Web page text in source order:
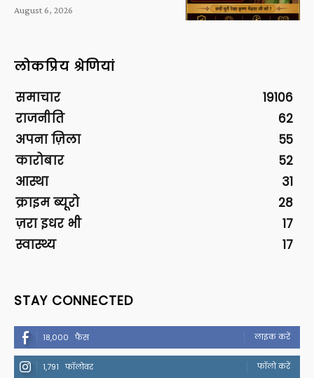
August 6, 2026
लोकप्रिय श्रेणियां
समाचार
19106
राजनीति
62
अपना ज़िला
55
कारोबार
52
आस्था
31
क्राइम ब्यूरो
28
ज़रा इधर भी
17
स्वास्थ्य
17
STAY CONNECTED
18,000 फैंस लाइक करें
1,791 फॉलोवर फॉलो करें